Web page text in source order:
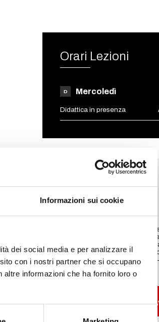
Informazioni sui cookie
dei social media e per analizzare il
con i nostri partner che si occupano
informazioni che ha fornito loro o
Orari Lezioni
D Mercoledì
Didattica in presenza
esami sessione estiva
Visto l'alto numero degli iscritti
rispettare la suddivisione nelle
giugno) così come comunicato
inizieranno alle 10 e si
TUTTI GLI